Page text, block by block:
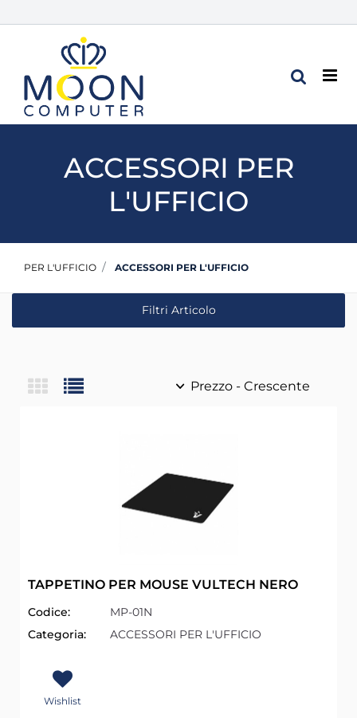
ACCESSORI PER
L'UFFICIO
PER L'UFFICIO ACCESSORI PER L'UFFICIO
Filtri Articolo
TAPPETINO PER MOUSE VULTECH NERO
Codice:
MP-01N
Categoria:
ACCESSORI PER L'UFFICIO
Wishlist